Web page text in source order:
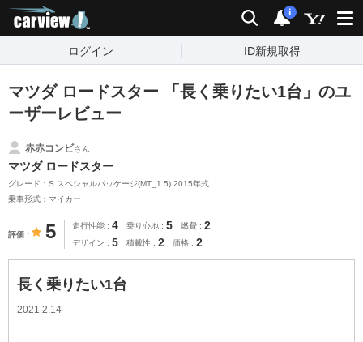
検索 通知
i
ログイン ID新規取得
マツダ ロードスター 「長く乗りたい1台」のユ
ーザーレビュー
赤赤コンビさん
マツダ ロードスター
グレード：S スペシャルパッケージ(MT_1.5) 2015年式
乗車形式：マイカー
評価 5 走行性能 4 乗り心地 5 燃費 2
デザイン 5 積載性 2 価格 2
長く乗りたい1台
2021.2.14